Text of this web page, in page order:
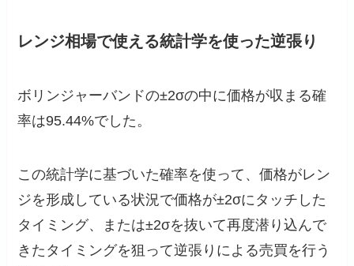
レンジ相場で使える統計学を使った逆張り
ボリンジャーバンドの±2σの中に価格が収まる確
率は95.44%でした。
この統計学に基づいた確率を使って、価格がレン
ジを形成している状況で価格が±2σにタッチした
タイミング、または±2σを抜いて再度潜り込んで
きたタイミングを狙って逆張りによる売買を行う